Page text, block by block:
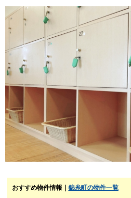
おすすめ物件情報｜ 錦糸町の物件一覧